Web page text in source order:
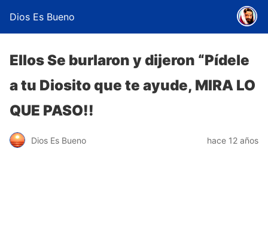
Dios Es Bueno
Ellos Se burlaron y dijeron “Pídele
a tu Diosito que te ayude, MIRA LO
QUE PASO!!
Dios Es Bueno hace 12 años